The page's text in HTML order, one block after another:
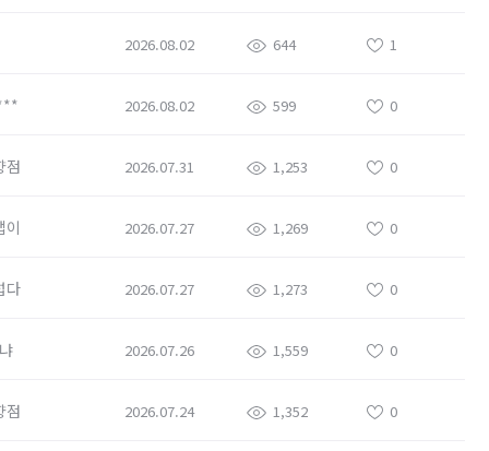
2026.08.02 644 1
2026.08.02 599 0
점 2026.07.31 1,253 0
이 2026.07.27 1,269 0
다 2026.07.27 1,273 0
2026.07.26 1,559 0
점 2026.07.24 1,352 0